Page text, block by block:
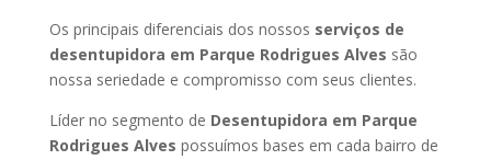
Os principais diferenciais dos nossos serviços de
desentupidora em Parque Rodrigues Alves são
nossa seriedade e compromisso com seus clientes.
Líder no segmento de Desentupidora em Parque
Rodrigues Alves possuímos bases em cada bairro de